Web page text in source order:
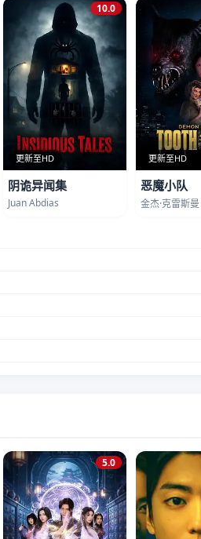
更新至HD
10.0
阴诡异闻集
Juan Abdias
更新至HD
恶魔小队
金杰·克雷斯曼
5.0